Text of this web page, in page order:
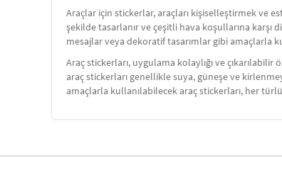
Araçlar için stickerlar, araçları kişiselleştirmek ve
şekilde tasarlanır ve çeşitli hava koşullarına karşı
mesajlar veya dekoratif tasarımlar gibi amaçlarla
Araç stickerları, uygulama kolaylığı ve
araç stickerları genellikle suya, güneşe ve
amaçlarla kullanılabilecek araç stickerları, her